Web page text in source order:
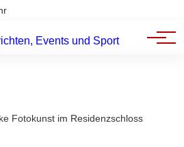
Fotokunst im Residenzschloss